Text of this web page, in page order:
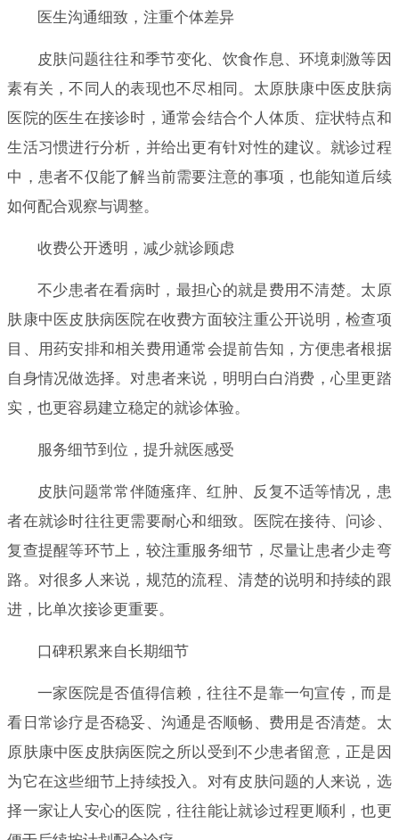
医生沟通细致，注重个体差异
皮肤问题往往和季节变化、饮食作息、环境刺激等因
素有关，不同人的表现也不尽相同。太原肤康中医皮肤病
医院的医生在接诊时，通常会结合个人体质、症状特点和
生活习惯进行分析，并给出更有针对性的建议。就诊过程
中，患者不仅能了解当前需要注意的事项，也能知道后续
如何配合观察与调整。
收费公开透明，减少就诊顾虑
不少患者在看病时，最担心的就是费用不清楚。太原
肤康中医皮肤病医院在收费方面较注重公开说明，检查项
目、用药安排和相关费用通常会提前告知，方便患者根据
自身情况做选择。对患者来说，明明白白消费，心里更踏
实，也更容易建立稳定的就诊体验。
服务细节到位，提升就医感受
皮肤问题常常伴随瘙痒、红肿、反复不适等情况，患
者在就诊时往往更需要耐心和细致。医院在接待、问诊、
复查提醒等环节上，较注重服务细节，尽量让患者少走弯
路。对很多人来说，规范的流程、清楚的说明和持续的跟
进，比单次接诊更重要。
口碑积累来自长期细节
一家医院是否值得信赖，往往不是靠一句宣传，而是
看日常诊疗是否稳妥、沟通是否顺畅、费用是否清楚。太
原肤康中医皮肤病医院之所以受到不少患者留意，正是因
为它在这些细节上持续投入。对有皮肤问题的人来说，选
择一家让人安心的医院，往往能让就诊过程更顺利，也更